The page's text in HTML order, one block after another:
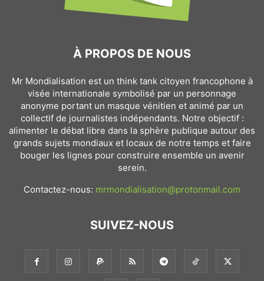
À PROPOS DE NOUS
Mr Mondialisation est un think tank citoyen francophone à
visée internationale symbolisé par un personnage
anonyme portant un masque vénitien et animé par un
collectif de journalistes indépendants. Notre objectif :
alimenter le débat libre dans la sphère publique autour des
grands sujets mondiaux et locaux de notre temps et faire
bouger les lignes pour construire ensemble un avenir
serein.
Contactez-nous: mrmondialisation@protonmail.com
SUIVEZ-NOUS